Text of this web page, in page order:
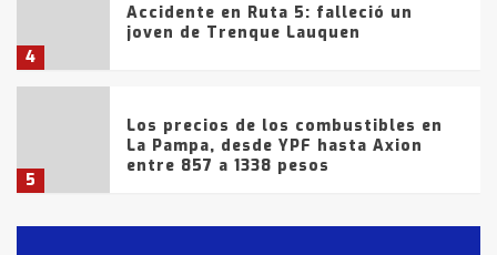
4
Accidente en Ruta 5: falleció un
joven de Trenque Lauquen
5
Los precios de los combustibles en
La Pampa, desde YPF hasta Axion
entre 857 a 1338 pesos